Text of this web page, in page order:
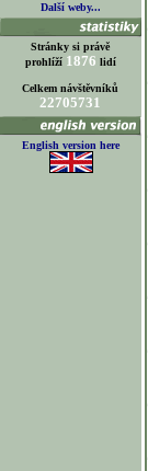
Další weby...
Stránky si právě
prohlíží 1876 lidí
Celkem návštěvníků
22705731
English version here